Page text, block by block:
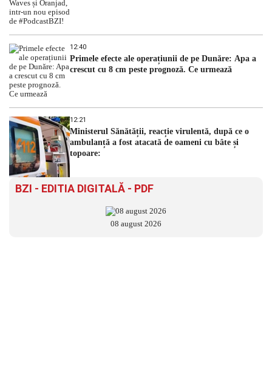
12:40
Primele efecte ale operațiunii de pe Dunăre: Apa a
crescut cu 8 cm peste prognoză. Ce urmează
12:21
Ministerul Sănătății, reacție virulentă, după ce o
ambulanță a fost atacată de oameni cu bâte și
topoare:
BZI - EDITIA DIGITALĂ - PDF
08 august 2026